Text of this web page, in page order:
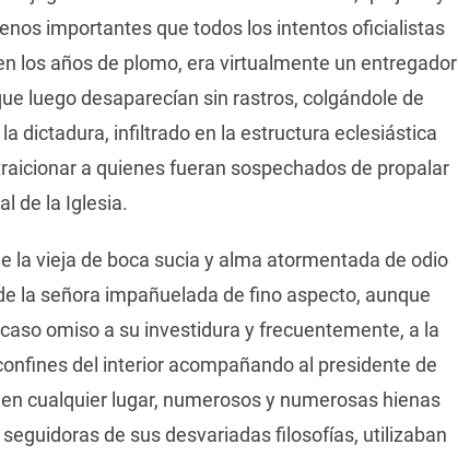
importantes que todos los intentos oficialistas
los años de plomo, era virtualmente un entregador
luego desaparecían sin rastros, colgándole de
dictadura, infiltrado en la estructura eclesiástica
a quienes fueran sospechados de propalar
de la Iglesia.
la vieja de boca sucia y alma atormentada de odio
la señora impañuelada de fino aspecto, aunque
omiso a su investidura y frecuentemente, a la
del interior acompañando al presidente de
cualquier lugar, numerosos y numerosas hienas
de sus desvariadas filosofías, utilizaban